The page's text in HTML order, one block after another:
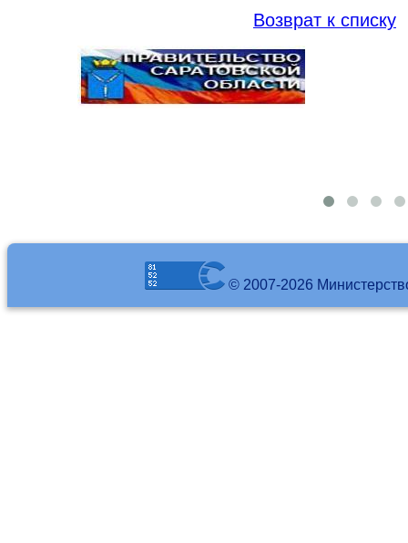
Возврат к списку
© 2007-2026